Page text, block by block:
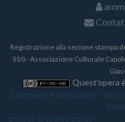
Registrazione alla sezione stampa
550 - Associazione Culturale
Quest'opera
Commons Attribuzione - Non
privacy & cookie policy